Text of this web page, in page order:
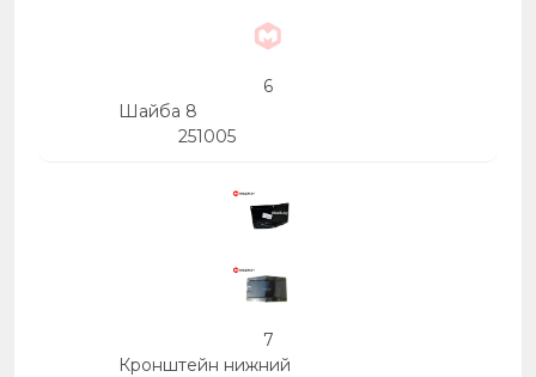
6
Шайба 8
251005
7
Кронштейн нижний